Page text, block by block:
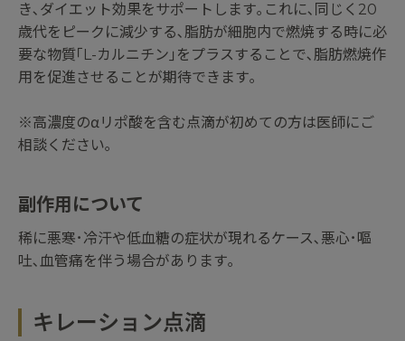
き､ダイエット効果をサポートします｡これに､同じく20
歳代をピークに減少する､脂肪が細胞内で燃焼する時に必
要な物質｢L-カルニチン｣をプラスすることで､脂肪燃焼作
用を促進させることが期待できます｡
※高濃度のαリポ酸を含む点滴が初めての方は医師にご
相談ください｡
副作用について
稀に悪寒･冷汗や低血糖の症状が現れるケース､悪心･嘔
吐､血管痛を伴う場合があります｡
キレーション点滴